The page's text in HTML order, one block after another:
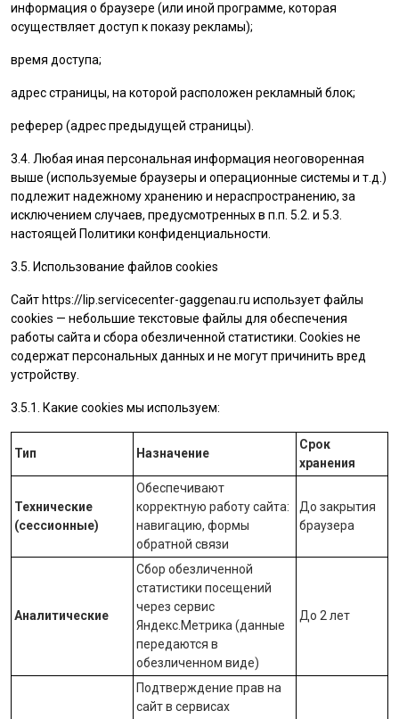
информация о браузере (или иной программе, которая
осуществляет доступ к показу рекламы);
время доступа;
адрес страницы, на которой расположен рекламный блок;
реферер (адрес предыдущей страницы).
3.4. Любая иная персональная информация неоговоренная
выше (используемые браузеры и операционные системы и т.д.)
подлежит надежному хранению и нераспространению, за
исключением случаев, предусмотренных в п.п. 5.2. и 5.3.
настоящей Политики конфиденциальности.
3.5. Использование файлов cookies
Сайт https://lip.servicecenter-gaggenau.ru использует файлы
cookies — небольшие текстовые файлы для обеспечения
работы сайта и сбора обезличенной статистики. Cookies не
содержат персональных данных и не могут причинить вред
устройству.
3.5.1. Какие cookies мы используем:
Тип Назначение
Срок
хранения
Технические
(сессионные)
Обеспечивают
корректную работу сайта:
навигацию, формы
обратной связи
До закрытия
браузера
Аналитические
Сбор обезличенной
статистики посещений
через сервис
Яндекс.Метрика (данные
передаются в
обезличенном виде)
До 2 лет
Подтверждение прав на
сайт в сервисах